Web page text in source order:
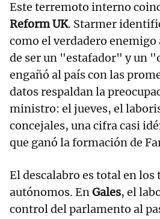
Este terremoto interno
Reform UK. Starmer
como el verdadero
de ser un "estafador" y un
engañó al país con las
datos respaldan la
ministro: el jueves, el
concejales, una cifra casi
que ganó la formación de
El descalabro es total en
autónomos. EnGales, el
control del parlamento al